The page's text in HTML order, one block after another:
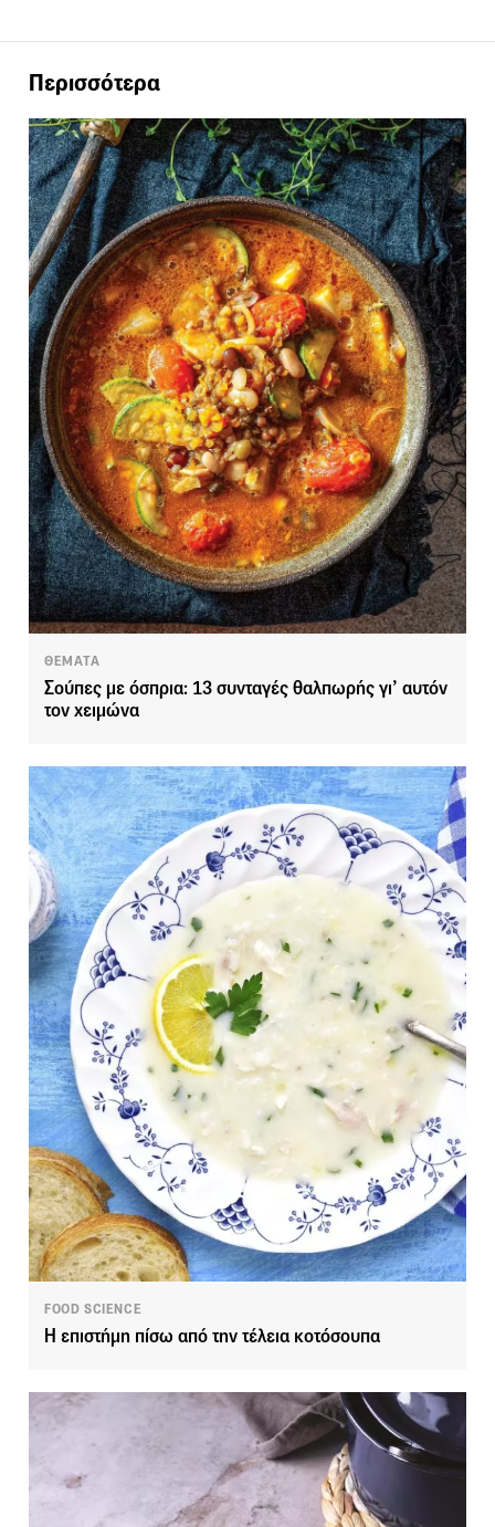
Περισσότερα
ΘΕΜΑΤΑ
Σούπες με όσπρια: 13 συνταγές θαλπωρής γι’ αυτόν
τον χειμώνα
FOOD SCIENCE
Η επιστήμη πίσω από την τέλεια κοτόσουπα